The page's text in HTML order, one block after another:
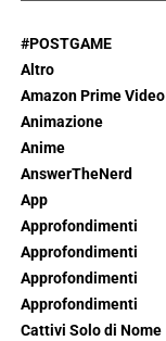
#POSTGAME
Altro
Amazon Prime Video
Animazione
Anime
AnswerTheNerd
App
Approfondimenti
Approfondimenti
Approfondimenti
Approfondimenti
Cattivi Solo di Nome